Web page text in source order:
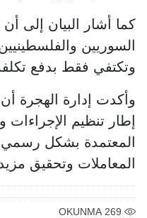
كما أشار البيان إلى
السوريين
وتكتفي فقط بدفع
وأكدت إدارة الهجرة
إطار تنظيم الإجراءات
المعتمدة بشكل
المعاملات وتحقيق
269
OKUNMA